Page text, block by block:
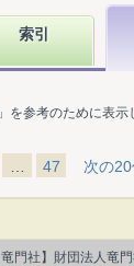
索引
を参考のために表
47 次の
竜門社】財団法人竜